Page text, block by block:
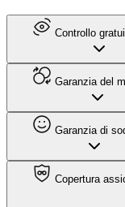
Controllo
Garanzia del
Garanzia di
Copertura